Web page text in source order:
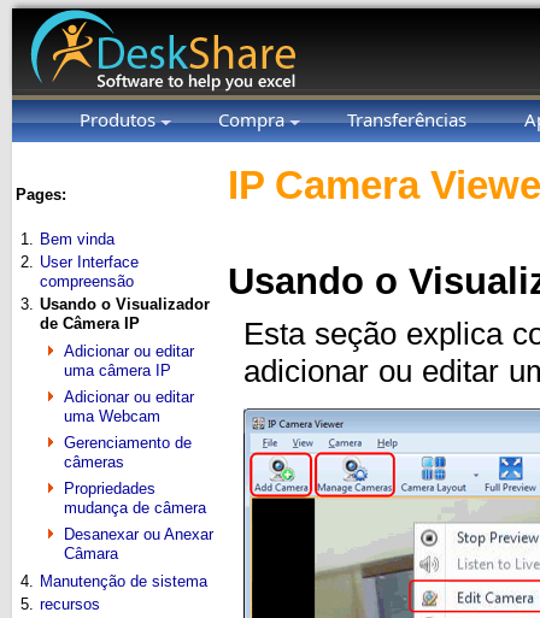
Produtos Compra Transferências
Pages:
1. Bem vinda
2. User Interface
compreensão
3. Usando o Visualizador
de Câmera IP
Adicionar ou editar
uma câmera IP
Adicionar ou editar
uma Webcam
Gerenciamento de
câmeras
Propriedades
mudança de câmera
Desanexar ou Anexar
Câmara
4. Manutenção de sistema
5. recursos
IP Camera
Usando o
Esta seção explica
adicionar ou editar